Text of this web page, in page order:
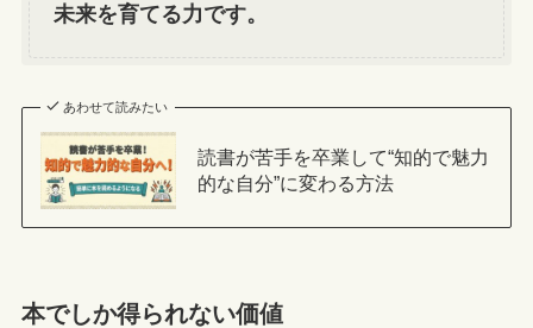
未来を育てる力です。
あわせて読みたい
読書が苦手を卒業して“知的で魅力
的な自分”に変わる方法
本でしか得られない価値